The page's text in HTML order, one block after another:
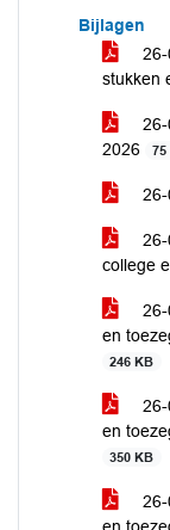
Bijlagen
stukken
2026
75
college
en
246 KB
en
350 KB